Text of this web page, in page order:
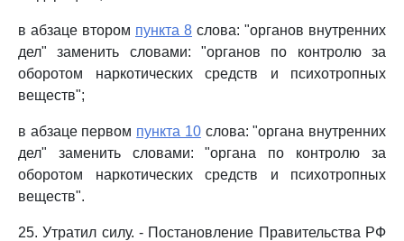
в абзаце втором пункта 8 слова: "органов внутренних
дел" заменить словами: "органов по контролю за
оборотом наркотических средств и психотропных
веществ";
в абзаце первом пункта 10слова: "органа внутренних
дел" заменить словами: "органа по контролю за
оборотом наркотических средств и психотропных
веществ".
25. Утратил силу. - Постановление Правительства РФ